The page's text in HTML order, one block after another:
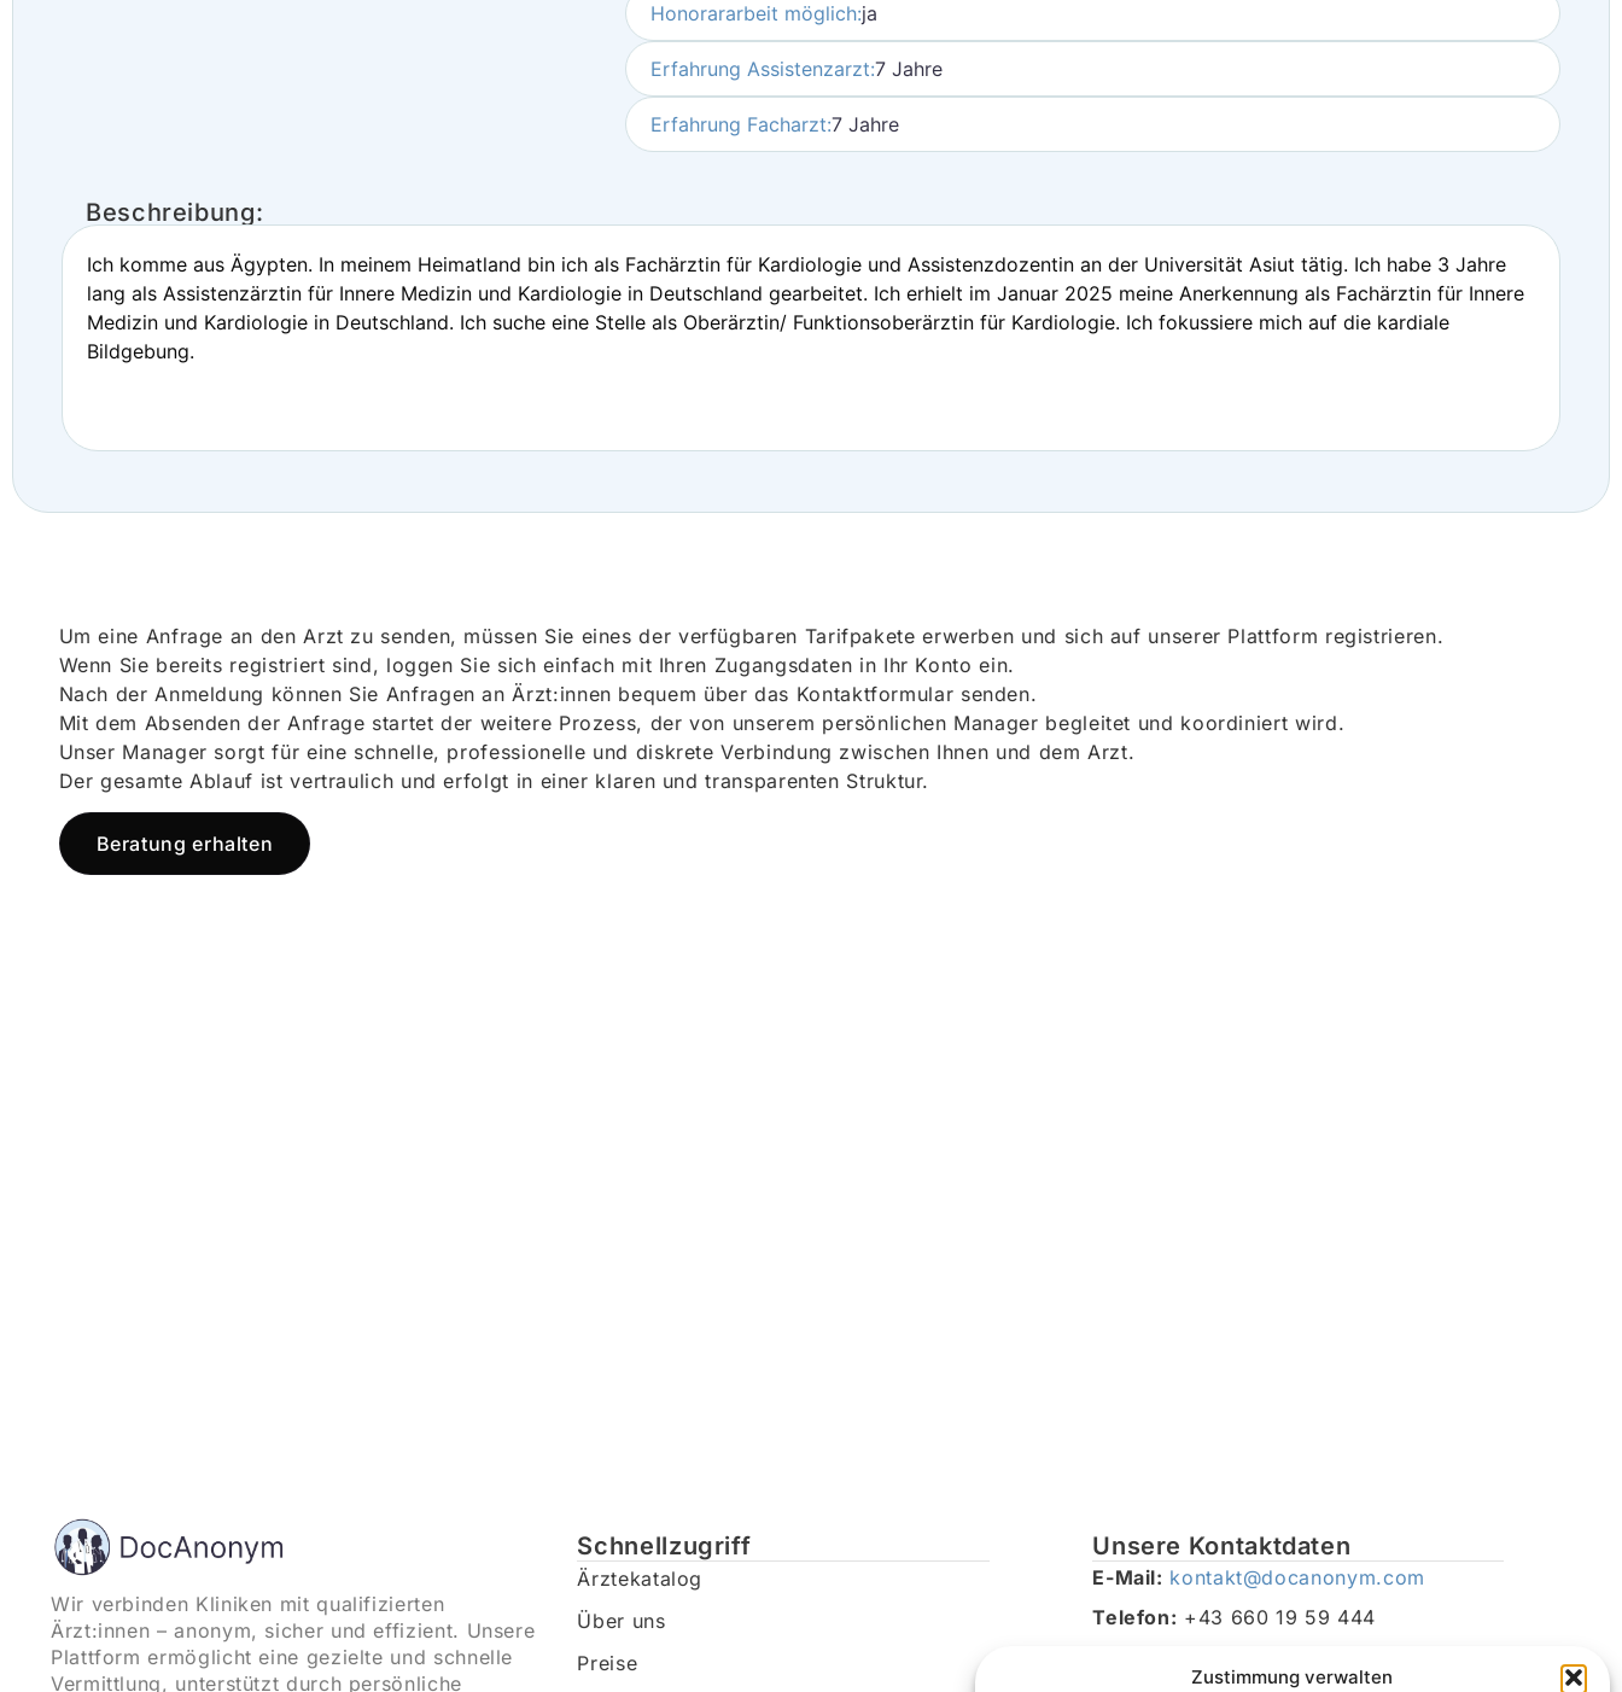
Zustimmung verwalten
Honorararbeit möglich:ja
Erfahrung Assistenzarzt:7 Jahre
Erfahrung Facharzt:7 Jahre
Beschreibung:
Ich komme aus Ägypten. In meinem Heimatland bin ich als Fachärztin für Kardiologie und Assistenzdozentin an der Universität Asiut tätig. Ich habe 3 Jahre
lang als Assistenzärztin für Innere Medizin und Kardiologie in Deutschland gearbeitet. Ich erhielt im Januar 2025 meine Anerkennung als Fachärztin für Innere
Medizin und Kardiologie in Deutschland. Ich suche eine Stelle als Oberärztin/ Funktionsoberärztin für Kardiologie. Ich fokussiere mich auf die kardiale
Bildgebung.
Um eine Anfrage an den Arzt zu senden, müssen Sie eines der verfügbaren Tarifpakete erwerben und sich auf unserer Plattform registrieren.
Wenn Sie bereits registriert sind, loggen Sie sich einfach mit Ihren Zugangsdaten in Ihr Konto ein.
Nach der Anmeldung können Sie Anfragen an Ärzt:innen bequem über das Kontaktformular senden.
Mit dem Absenden der Anfrage startet der weitere Prozess, der von unserem persönlichen Manager begleitet und koordiniert wird.
Unser Manager sorgt für eine schnelle, professionelle und diskrete Verbindung zwischen Ihnen und dem Arzt.
Der gesamte Ablauf ist vertraulich und erfolgt in einer klaren und transparenten Struktur.
Beratung erhalten
Wir verbinden Kliniken mit qualifizierten
Ärzt:innen – anonym, sicher und effizient. Unsere
Plattform ermöglicht eine gezielte und schnelle
Vermittlung, unterstützt durch persönliche
Schnellzugriff
Ärztekatalog
Über uns
Preise
Unsere Kontaktdaten
E-Mail: kontakt@docanonym.com
Telefon: +43 660 19 59 444
Traunsee, Österreich